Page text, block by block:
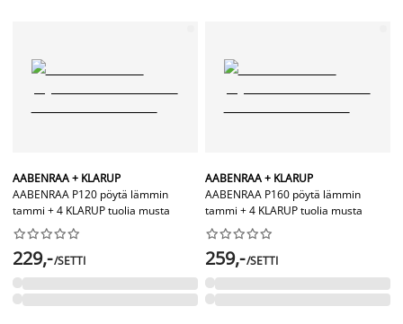
AABENRAA + KLARUP
AABENRAA P120 pöytä lämmin
tammi + 4 KLARUP tuolia musta






229,-/SETTI
AABENRAA + KLARUP
AABENRAA P160 pöytä lämmin
tammi + 4 KLARUP tuolia musta






259,-/SETTI